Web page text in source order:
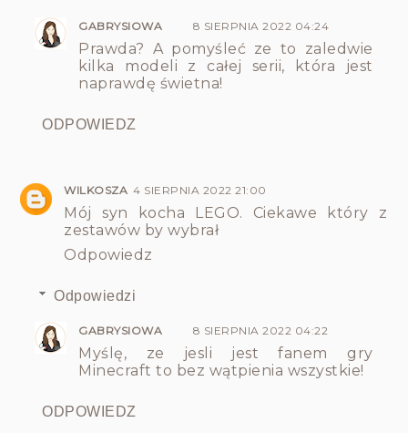
GABRYSIOWA 8 SIERPNIA 2022 04:24
Prawda? A pomyśleć ze to zaledwie
kilka modeli z całej serii, która jest
naprawdę świetna!
ODPOWIEDZ
WILKOSZA 4 SIERPNIA 2022 21:00
Mój syn kocha LEGO. Ciekawe który z
zestawów by wybrał
Odpowiedz
Odpowiedzi
GABRYSIOWA 8 SIERPNIA 2022 04:22
Myślę, ze jesli jest fanem gry
Minecraft to bez wątpienia wszystkie!
ODPOWIEDZ